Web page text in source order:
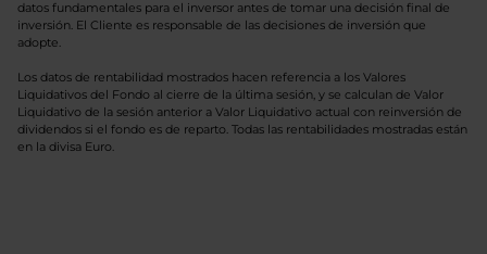
datos fundamentales para el inversor antes de tomar una decisión final de
inversión. El Cliente es responsable de las decisiones de inversión que
adopte.
Los datos de rentabilidad mostrados hacen referencia a los Valores
Liquidativos del Fondo al cierre de la última sesión, y se calculan de Valor
Liquidativo de la sesión anterior a Valor Liquidativo actual con reinversión de
dividendos si el fondo es de reparto. Todas las rentabilidades mostradas están
en la divisa Euro.